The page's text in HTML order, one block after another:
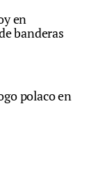
en
banderas
polaco en